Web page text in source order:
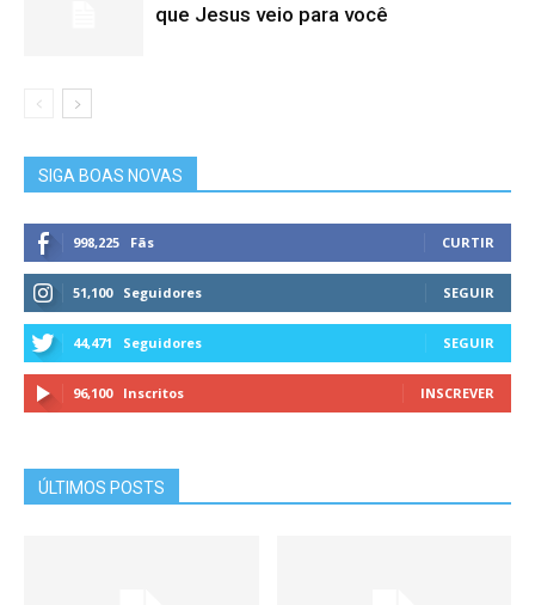
que Jesus veio para você
SIGA BOAS NOVAS
998,225 Fãs CURTIR
51,100 Seguidores SEGUIR
44,471 Seguidores SEGUIR
96,100 Inscritos INSCREVER
ÚLTIMOS POSTS